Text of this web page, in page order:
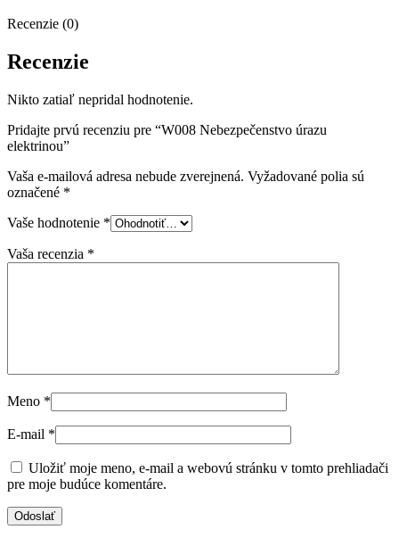
Recenzie (0)
Recenzie
Nikto zatiaľ nepridal hodnotenie.
Pridajte prvú recenziu pre “W008 Nebezpečenstvo úrazu
elektrinou”
Vaša e-mailová adresa nebude zverejnená. Vyžadované polia sú
označené *
Vaše hodnotenie *
Vaša recenzia *
Meno *
E-mail *
Uložiť moje meno, e-mail a webovú stránku v tomto prehliadači
pre moje budúce komentáre.